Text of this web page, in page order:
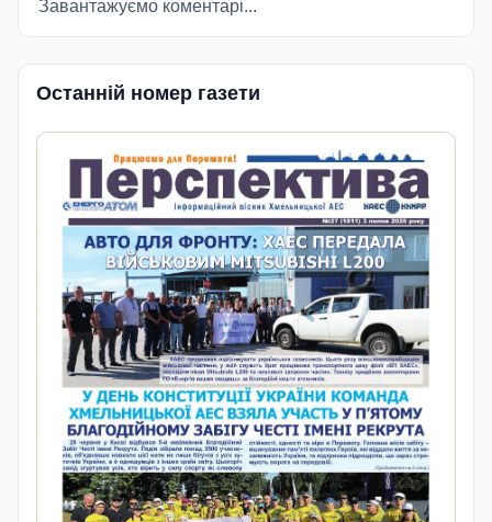
Завантажуємо коментарі...
Останній номер газети